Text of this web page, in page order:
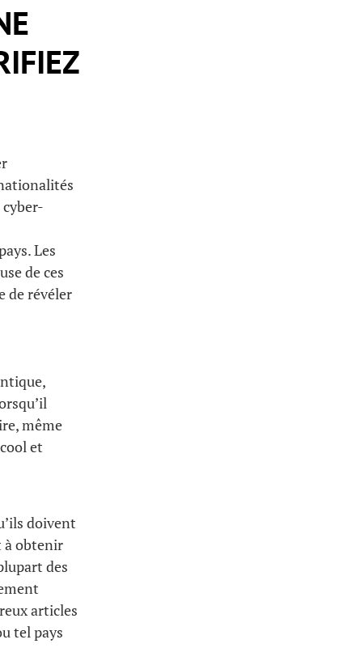
Les
de ces
de révéler
même
et
doivent
à obtenir
des
articles
tel pays